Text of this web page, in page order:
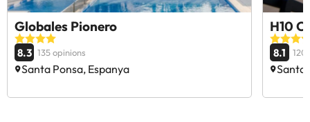
Globales Pionero
8.3 135 opinions
Santa Ponsa, Espanya
H10
8.1
Santa